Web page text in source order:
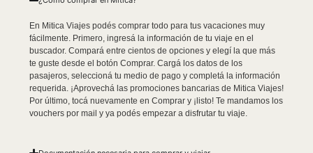
En Mitica Viajes podés comprar todo para tus vacaciones muy
fácilmente. Primero, ingresá la información de tu viaje en el
buscador. Compará entre cientos de opciones y elegí la que más
te guste desde el botón Comprar. Cargá los datos de los
pasajeros, seleccioná tu medio de pago y completá la información
requerida. ¡Aprovechá las promociones bancarias de Mitica Viajes!
Por último, tocá nuevamente en Comprar y ¡listo! Te mandamos los
vouchers por mail y ya podés empezar a disfrutar tu viaje.